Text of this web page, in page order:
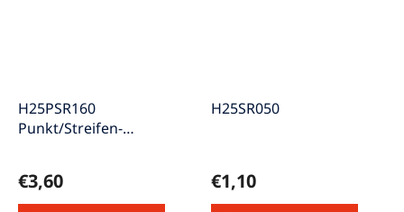
H25PSR160
Punkt/Streifen-
€3,60
H25SR050
€1,10